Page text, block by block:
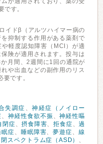
です。
イドβ（アルツハイマー病の
抑制する作用がある薬剤で
軽度認知障害（MCI）が適
険が適用されます。投与は
月間、2週間に1回の通院が
や出血などの副作用のリス
です。
失調症 、神経症（ノイロー
、 神経性食欲不振 、神経性嘔
閉症、摂食障害、拒食症、過
眠症、 睡眠障害、夢遊症、線
閉スペクトラム症（ASD） 、